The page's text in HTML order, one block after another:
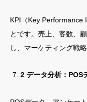
KPI（Key Performance
とです。売上、客数、
し、マーケティング戦
2 データ分析：POS